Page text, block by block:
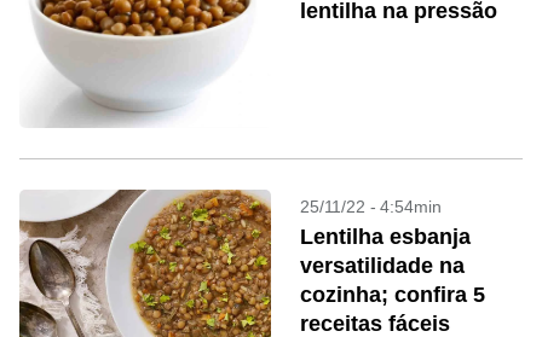
lentilha na pressão
25/11/22 - 4:54min
Lentilha esbanja
versatilidade na
cozinha; confira 5
receitas fáceis